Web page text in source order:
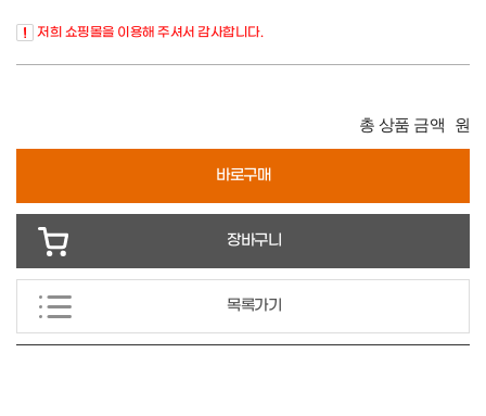
저희 쇼핑몰을 이용해 주셔서 감사합니다.
총 상품 금액 원
바로구매
장바구니
목록가기